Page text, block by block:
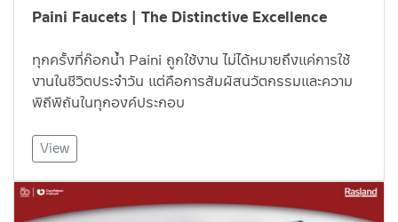
Paini Faucets | The Distinctive Excellence
ทุกครั้งที่ก๊อกน้ำ Paini ถูกใช้งาน ไม่ได้หมายถึงแค่การใช้
งานในชีวิตประจำวัน แต่คือการสัมผัสนวัตกรรมและความ
พิถีพิถันในทุกองค์ประกอบ
View